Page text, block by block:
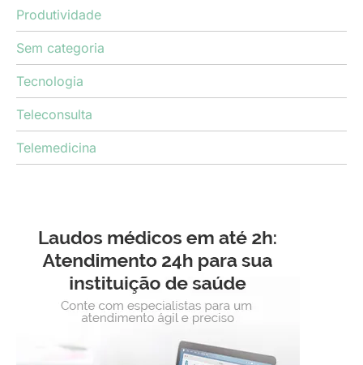
Produtividade
Sem categoria
Tecnologia
Teleconsulta
Telemedicina